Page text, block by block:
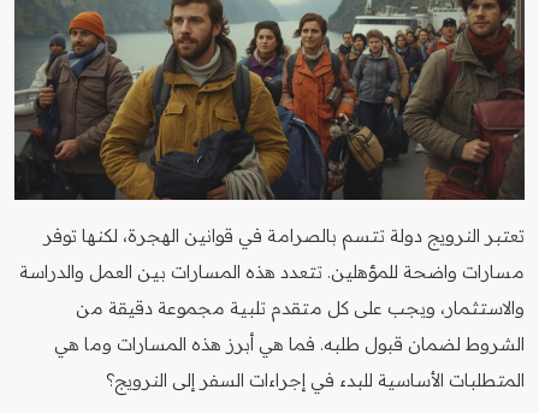
تعتبر النرويج دولة تتسم بالصرامة في قوانين الهجرة، لكنها توفر
مسارات واضحة للمؤهلين. تتعدد هذه المسارات بين العمل والدراسة
والاستثمار، ويجب على كل متقدم تلبية مجموعة دقيقة من
الشروط لضمان قبول طلبه. فما هي أبرز هذه المسارات وما هي
المتطلبات الأساسية للبدء في إجراءات السفر إلى النرويج؟